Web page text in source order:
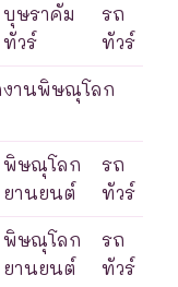
บุษราคัม
ทัวร์
รถ
ทัวร์
งานพิษณุโลก
พิษณุโลก
ยานยนต์
รถ
ทัวร์
พิษณุโลก
ยานยนต์
รถ
ทัวร์